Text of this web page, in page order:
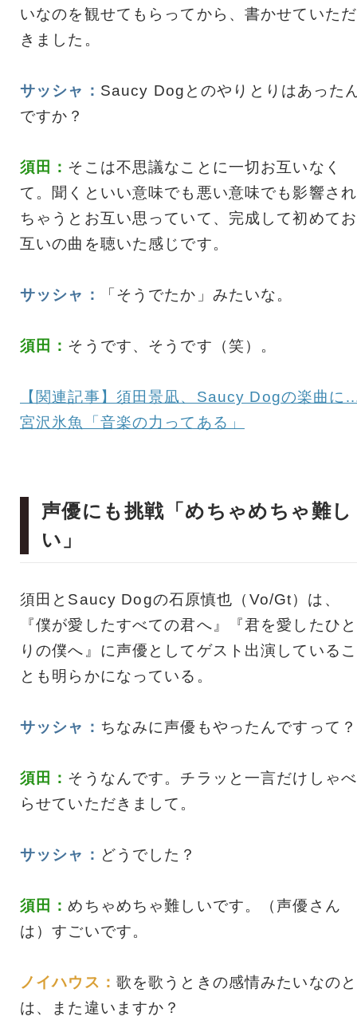
いなのを観せてもらってから、書かせていただ
きました。
サッシャ： Saucy Dogとのやりとりはあった
ですか？
須田： そこは不思議なことに一切お互いなく
て。聞くといい意味でも悪い意味でも影響され
ちゃうとお互い思っていて、完成して初めてお
互いの曲を聴いた感じです。
サッシャ： 「そうでたか」みたいな。
須田： そうです、そうです（笑）。
【関連記事】須田景凪、Saucy Dogの楽曲に
宮沢氷魚「音楽の力ってある」
声優にも挑戦「めちゃめちゃ難し
い」
須田とSaucy Dogの石原慎也（Vo/Gt）は、
『僕が愛したすべての君へ』『君を愛したひと
りの僕へ』に声優としてゲスト出演しているこ
とも明らかになっている。
サッシャ： ちなみに声優もやったんですって？
須田： そうなんです。チラッと一言だけしゃべ
らせていただきまして。
サッシャ： どうでした？
須田：めちゃめちゃ難しいです。（声優さん
は）すごいです。
ノイハウス： 歌を歌うときの感情みたいなのと
は、また違いますか？